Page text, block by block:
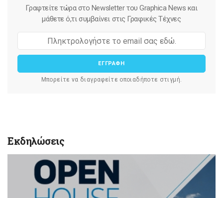
Γραφτείτε τώρα στο Newsletter του Graphica News και
μάθετε ό,τι συμβαίνει στις Γραφικές Τέχνες
ΕΓΓΡΑΦΗ
Μπορείτε να διαγραφείτε οποιαδήποτε στιγμή.
Εκδηλώσεις